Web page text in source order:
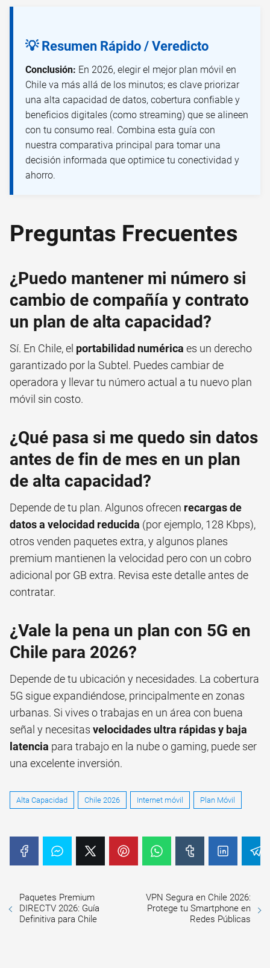
💡 Resumen Rápido / Veredicto
Conclusión: En 2026, elegir el mejor plan móvil en
Chile va más allá de los minutos; es clave priorizar
una alta capacidad de datos, cobertura confiable y
beneficios digitales (como streaming) que se alineen
con tu consumo real. Combina esta guía con
nuestra comparativa principal para tomar una
decisión informada que optimice tu conectividad y
ahorro.
Preguntas Frecuentes
¿Puedo mantener mi número si
cambio de compañía y contrato
un plan de alta capacidad?
Sí. En Chile, el portabilidad numérica es un derecho
garantizado por la Subtel. Puedes cambiar de
operadora y llevar tu número actual a tu nuevo plan
móvil sin costo.
¿Qué pasa si me quedo sin datos
antes de fin de mes en un plan
de alta capacidad?
Depende de tu plan. Algunos ofrecen recargas de
datos a velocidad reducida (por ejemplo, 128 Kbps),
otros venden paquetes extra, y algunos planes
premium mantienen la velocidad pero con un cobro
adicional por GB extra. Revisa este detalle antes de
contratar.
¿Vale la pena un plan con 5G en
Chile para 2026?
Depende de tu ubicación y necesidades. La cobertura
5G sigue expandiéndose, principalmente en zonas
urbanas. Si vives o trabajas en un área con buena
señal y necesitas velocidades ultra rápidas y baja
latencia para trabajo en la nube o gaming, puede ser
una excelente inversión.
Alta Capacidad Chile 2026 Internet móvil Plan Móvil
Paquetes Premium
DIRECTV 2026: Guía
Definitiva para Chile
VPN Segura en Chile 2026:
Protege tu Smartphone en
Redes Públicas